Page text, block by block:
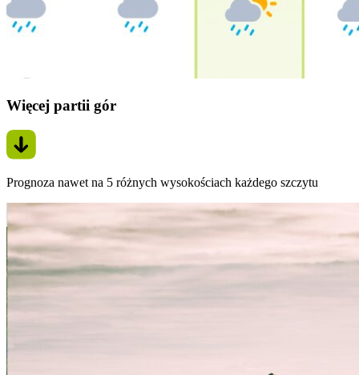
Więcej partii gór
Prognoza nawet na 5 różnych wysokościach każdego szczytu